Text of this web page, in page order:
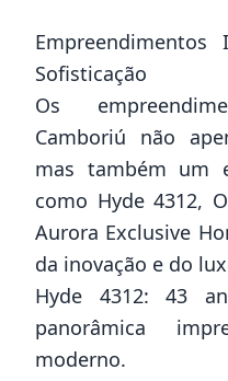
Sofisticação
Os
Camboriú não
mas também um
como Hyde 4312,
Aurora Exclusive
da inovação e do
Hyde 4312: 43
panorâmica
moderno.